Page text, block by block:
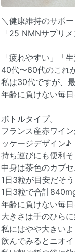
＼健康維持のサポ
「25 NMNサプリ
「疲れやすい」「
40代〜60代のこれ
私は30代ですが、
年齢に負けない毎
ボトルタイプ。
フランス産赤ワイ
ッケージデザイン♪
持ち運びにも便利
中身は茶色のカプセ
1日3粒が目安だそう
1日3粒で合計
年齢に負けない毎
大きさは手のひら
私にはやや大きいよ
飲んでみるとニオ